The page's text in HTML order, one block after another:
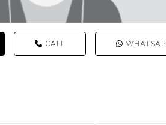
CALL